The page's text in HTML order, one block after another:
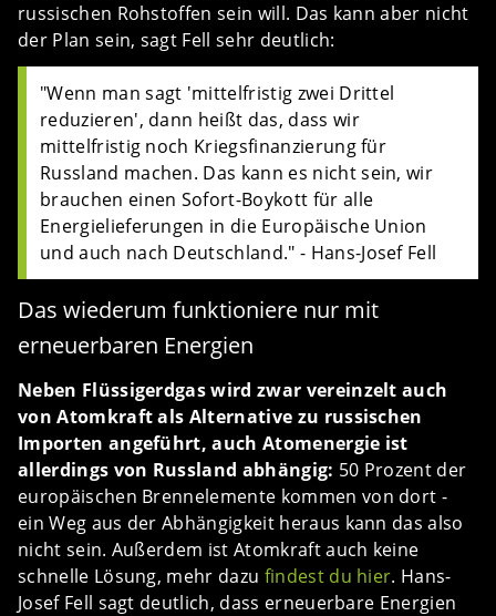
russischen Rohstoffen sein will. Das kann aber nicht
der Plan sein, sagt Fell sehr deutlich:
"Wenn man sagt 'mittelfristig zwei Drittel
reduzieren', dann heißt das, dass wir
mittelfristig noch Kriegsfinanzierung für
Russland machen. Das kann es nicht sein, wir
brauchen einen Sofort-Boykott für alle
Energielieferungen in die Europäische Union
und auch nach Deutschland." - Hans-Josef Fell
Das wiederum funktioniere nur mit
erneuerbaren Energien
Neben Flüssigerdgas wird zwar vereinzelt auch
von Atomkraft als Alternative zu russischen
Importen angeführt, auch Atomenergie ist
allerdings von Russland abhängig: 50 Prozent der
europäischen Brennelemente kommen von dort -
ein Weg aus der Abhängigkeit heraus kann das also
nicht sein. Außerdem ist Atomkraft auch keine
schnelle Lösung, mehr dazu findest du hier. Hans-
Josef Fell sagt deutlich, dass erneuerbare Energien